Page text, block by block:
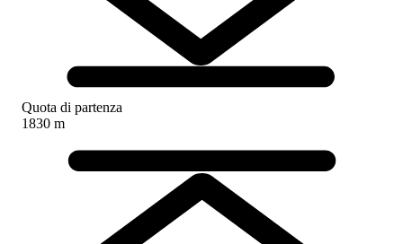
Quota di partenza
1830 m